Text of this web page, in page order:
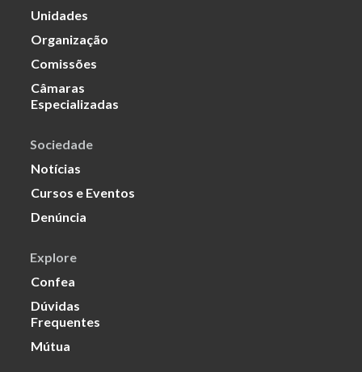
Unidades
Organização
Comissões
Câmaras
Especializadas
Sociedade
Notícias
Cursos e Eventos
Denúncia
Explore
Confea
Dúvidas
Frequentes
Mútua